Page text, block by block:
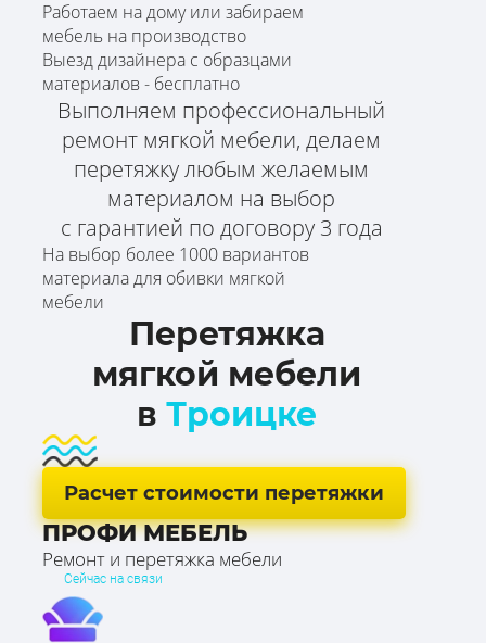
Работаем на дому или забираем
мебель на производство
Выезд дизайнера с образцами
материалов - бесплатно
Выполняем профессиональный
ремонт мягкой мебели, делаем
перетяжку любым желаемым
материалом на выбор
с гарантией по договору 3 года
На выбор более 1000 вариантов
материала для обивки мягкой
мебели
Перетяжка
мягкой мебели
в Троицке
Расчет стоимости перетяжки
ПРОФИ МЕБЕЛЬ
Ремонт и перетяжка мебели
Сейчас на связи